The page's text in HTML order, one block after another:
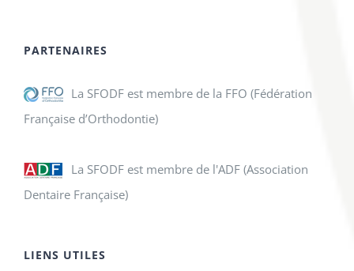
PARTENAIRES
La SFODF est membre de la FFO (Fédération
Française d’Orthodontie)
La SFODF est membre de l'ADF (Association
Dentaire Française)
LIENS UTILES